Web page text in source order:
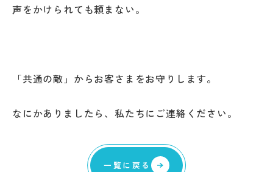
声をかけられても頼まない。
「共通の敵」からお客さまをお守りします。
なにかありましたら、私たちにご連絡ください。
一覧に戻る